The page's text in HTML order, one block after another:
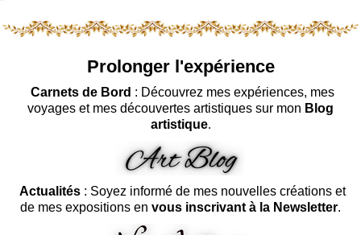
Prolonger l'expérience
Carnets de Bord : Découvrez mes expériences, mes
voyages et mes découvertes artistiques sur mon Blog
artistique.
Actualités : Soyez informé de mes nouvelles créations et
de mes expositions en vous inscrivant à la Newsletter.